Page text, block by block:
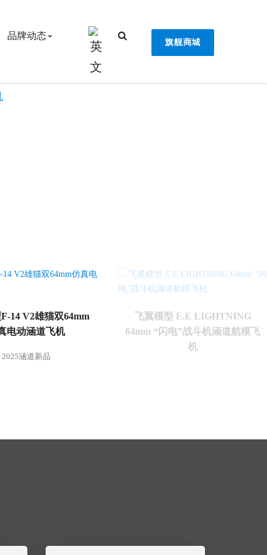
旗舰商城
品牌动态
14 V2雄猫双64mm
电动涵道飞机
2025涵道新品
飞翼模型 E.E LIGHTNING
64mm “闪电”战斗机涵道航模飞
机